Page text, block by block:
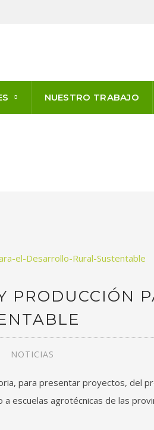
NUESTRO TRABAJO
PRODUCCIÓN
NOTICIAS
para presentar proyectos, del
a escuelas agrotécnicas de las